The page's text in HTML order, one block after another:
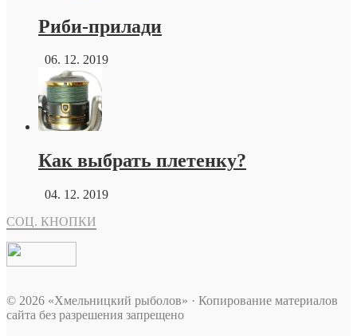
Риби-прилади
06. 12. 2019
Как выбрать плетенку?
04. 12. 2019
СОЦ. КНОПКИ
© 2026 «Хмельницкий рыболов» · Копирование материалов
сайта без разрешения запрещено